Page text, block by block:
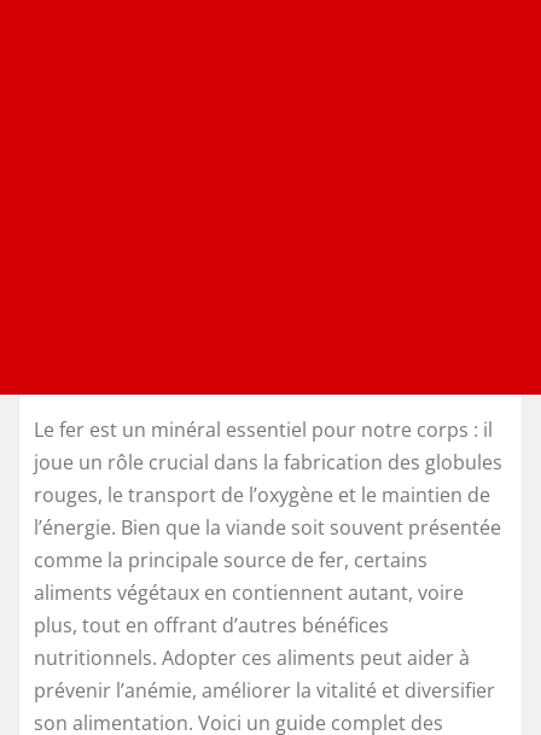
Le fer est un minéral essentiel pour notre corps : il
joue un rôle crucial dans la fabrication des globules
rouges, le transport de l’oxygène et le maintien de
l’énergie. Bien que la viande soit souvent présentée
comme la principale source de fer, certains
aliments végétaux en contiennent autant, voire
plus, tout en offrant d’autres bénéfices
nutritionnels. Adopter ces aliments peut aider à
prévenir l’anémie, améliorer la vitalité et diversifier
son alimentation. Voici un guide complet des